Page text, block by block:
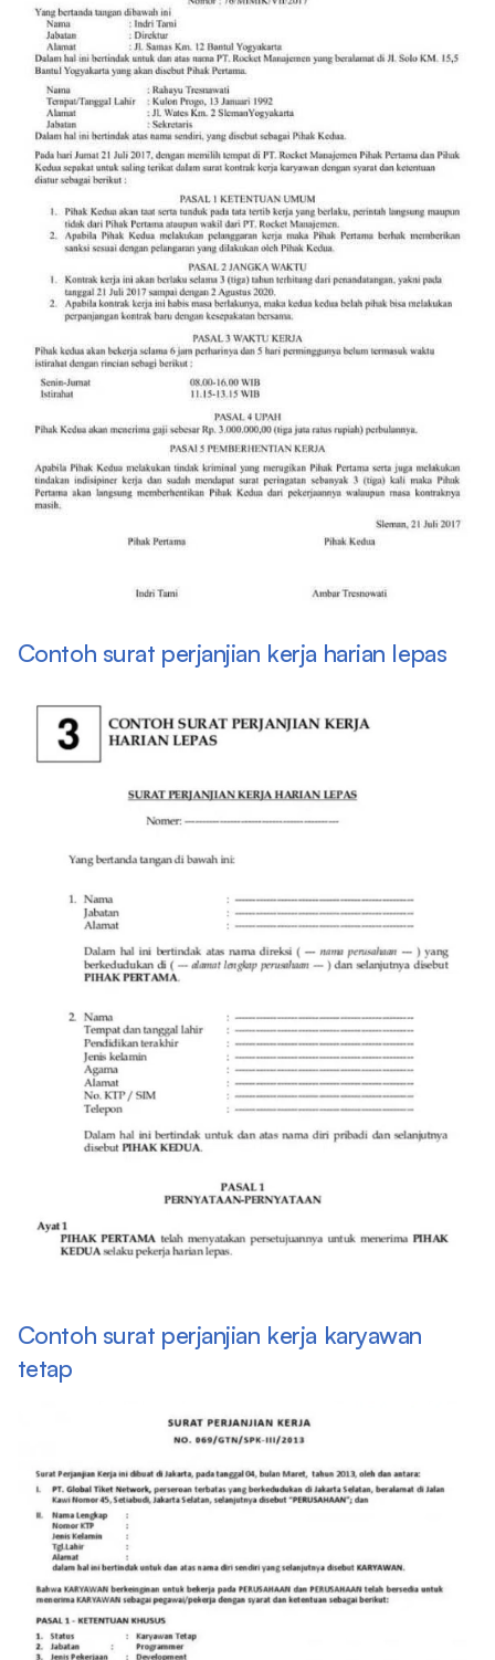
Contoh surat perjanjian kerja harian lepas
Contoh surat perjanjian kerja karyawan
tetap